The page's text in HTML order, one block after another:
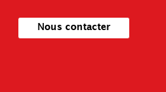
Nous contacter